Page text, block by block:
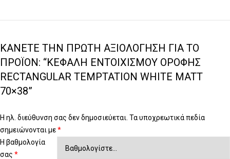
ΚΆΝΕΤΕ ΤΗΝ ΠΡΏΤΗ ΑΞΙΟΛΌΓΗΣΗ ΓΙΑ ΤΟ
ΠΡΟΪΌΝ: “ΚΕΦΑΛΉ ΕΝΤΟΙΧΙΣΜΟΎ ΟΡΟΦΉΣ
RECTANGULAR TEMPTATION WHITE MATT
70×38”
Η ηλ. διεύθυνση σας δεν δημοσιεύεται. Τα υποχρεωτικά πεδία
σημειώνονται με*
Η βαθμολογία
σας *